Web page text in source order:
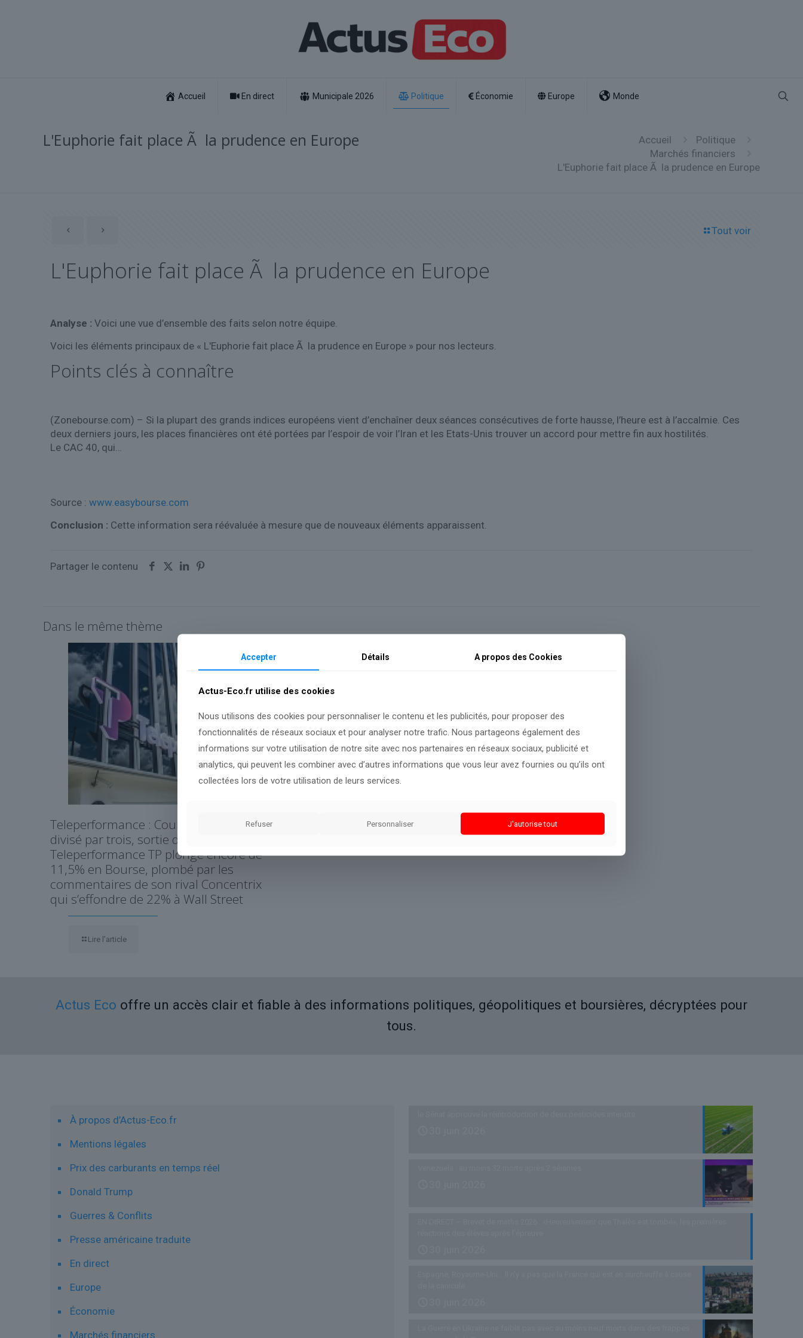
Accueil En direct Municipale 2026 Politique Économie Europe Monde
L'Euphorie fait place Ã la prudence en Europe Accueil
Politique
Marchés financiers
L'Euphorie fait place Ã la prudence en Europe
Tout voir
L'Euphorie fait place Ã la prudence en Europe
Analyse : Voici une vue d’ensemble des faits selon notre équipe.
Voici les éléments principaux de « L'Euphorie fait place Ã la prudence en Europe » pour nos lecteurs.
Points clés à connaître
(Zonebourse.com) – Si la plupart des grands indices européens vient d’enchaîner deux séances consécutives de forte hausse, l’heure est à l’accalmie. Ces
deux derniers jours, les places financières ont été portées par l’espoir de voir l’Iran et les Etats-Unis trouver un accord pour mettre fin aux hostilités.
Le CAC 40, qui…
Source : www.easybourse.com
Conclusion : Cette information sera réévaluée à mesure que de nouveaux éléments apparaissent.
Partager le contenu
Dans le même thème
Teleperformance : Cours de l’action
divisé par trois, sortie du CAC 40… L’ex-
Teleperformance TP plonge encore de
11,5% en Bourse, plombé par les
commentaires de son rival Concentrix
qui s’effondre de 22% à Wall Street
Lire l’article
Actus Eco offre un accès clair et fiable à des informations politiques, géopolitiques et boursières, décryptées pour
tous.
À propos d’Actus-Eco.fr
Mentions légales
Prix des carburants en temps réel
Donald Trump
Guerres & Conflits
Presse américaine traduite
En direct
Europe
Économie
Marchés financiers
Accepter Détails A propos des Cookies
Actus-Eco.fr utilise des cookies
Nous utilisons des cookies pour personnaliser le contenu et les publicités, pour proposer des
fonctionnalités de réseaux sociaux et pour analyser notre trafic. Nous partageons également des
informations sur votre utilisation de notre site avec nos partenaires en réseaux sociaux, publicité et
analytics, qui peuvent les combiner avec d’autres informations que vous leur avez fournies ou qu’ils ont
collectées lors de votre utilisation de leurs services.
Refuser Personnaliser J'autorise tout